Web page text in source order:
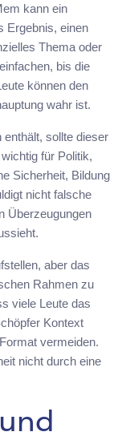
kann ein
Ergebnis, einen
Thema oder
bis die
können den
wahr ist.
sollte dieser
für Politik,
Sicherheit, Bildung
nicht falsche
Überzeugungen
aber das
Rahmen zu
viele Leute das
Kontext
vermeiden.
nicht durch eine